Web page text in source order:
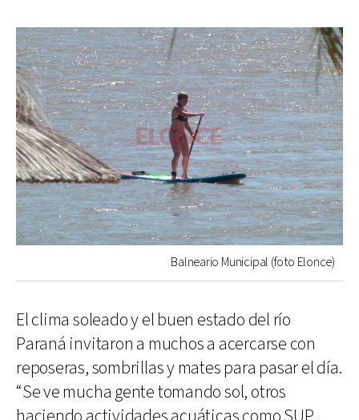
Balneario Municipal (foto Elonce)
El clima soleado y el buen estado del río
Paraná invitaron a muchos a acercarse con
reposeras, sombrillas y mates para pasar el día.
“Se ve mucha gente tomando sol, otros